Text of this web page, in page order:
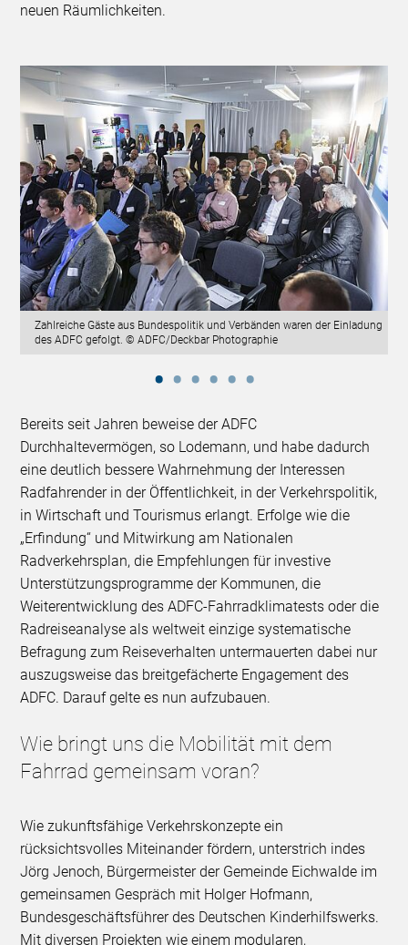
neuen Räumlichkeiten.
Zahlreiche Gäste aus Bundespolitik und Verbänden waren der Einladung
des ADFC gefolgt. © ADFC/Deckbar Photographie
Bereits seit Jahren beweise der ADFC
Durchhaltevermögen, so Lodemann, und habe dadurch
eine deutlich bessere Wahrnehmung der Interessen
Radfahrender in der Öffentlichkeit, in der Verkehrspolitik,
in Wirtschaft und Tourismus erlangt. Erfolge wie die
„Erfindung“ und Mitwirkung am Nationalen
Radverkehrsplan, die Empfehlungen für investive
Unterstützungsprogramme der Kommunen, die
Weiterentwicklung des ADFC-Fahrradklimatests oder die
Radreiseanalyse als weltweit einzige systematische
Befragung zum Reiseverhalten untermauerten dabei nur
auszugsweise das breitgefächerte Engagement des
ADFC. Darauf gelte es nun aufzubauen.
Wie bringt uns die Mobilität mit dem
Fahrrad gemeinsam voran?
Wie zukunftsfähige Verkehrskonzepte ein
rücksichtsvolles Miteinander fördern, unterstrich indes
Jörg Jenoch, Bürgermeister der Gemeinde Eichwalde im
gemeinsamen Gespräch mit Holger Hofmann,
Bundesgeschäftsführer des Deutschen Kinderhilfswerks.
Mit diversen Projekten wie einem modularen,